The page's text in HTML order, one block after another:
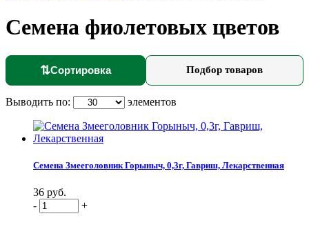
Семена фиолетовых цветов
⇅Сортировка Подбор товаров
Выводить по: элементов
Семена Змееголовник Горыныч, 0,3г, Гавриш, Лекарственная
36 руб.
-
+